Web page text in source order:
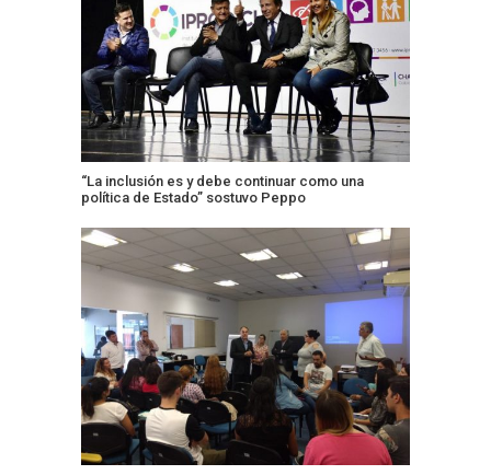
“La inclusión es y debe continuar como una
política de Estado” sostuvo Peppo